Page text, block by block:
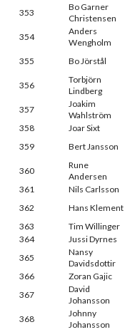
353
Bo Garner
Christensen
354
Anders
Wengholm
355 Bo Jörstål
356
Torbjörn
Lindberg
357
Joakim
Wahlström
358
Joar Sixt
359
Bert Jansson
360
Rune
Andersen
361
Nils Carlsson
362
Hans Klement
363
Tim Willinger
364
Jussi Dyrnes
365
Nansy
Davidsdottir
366
Zoran Gajic
367
David
Johansson
368
Johnny
Johansson